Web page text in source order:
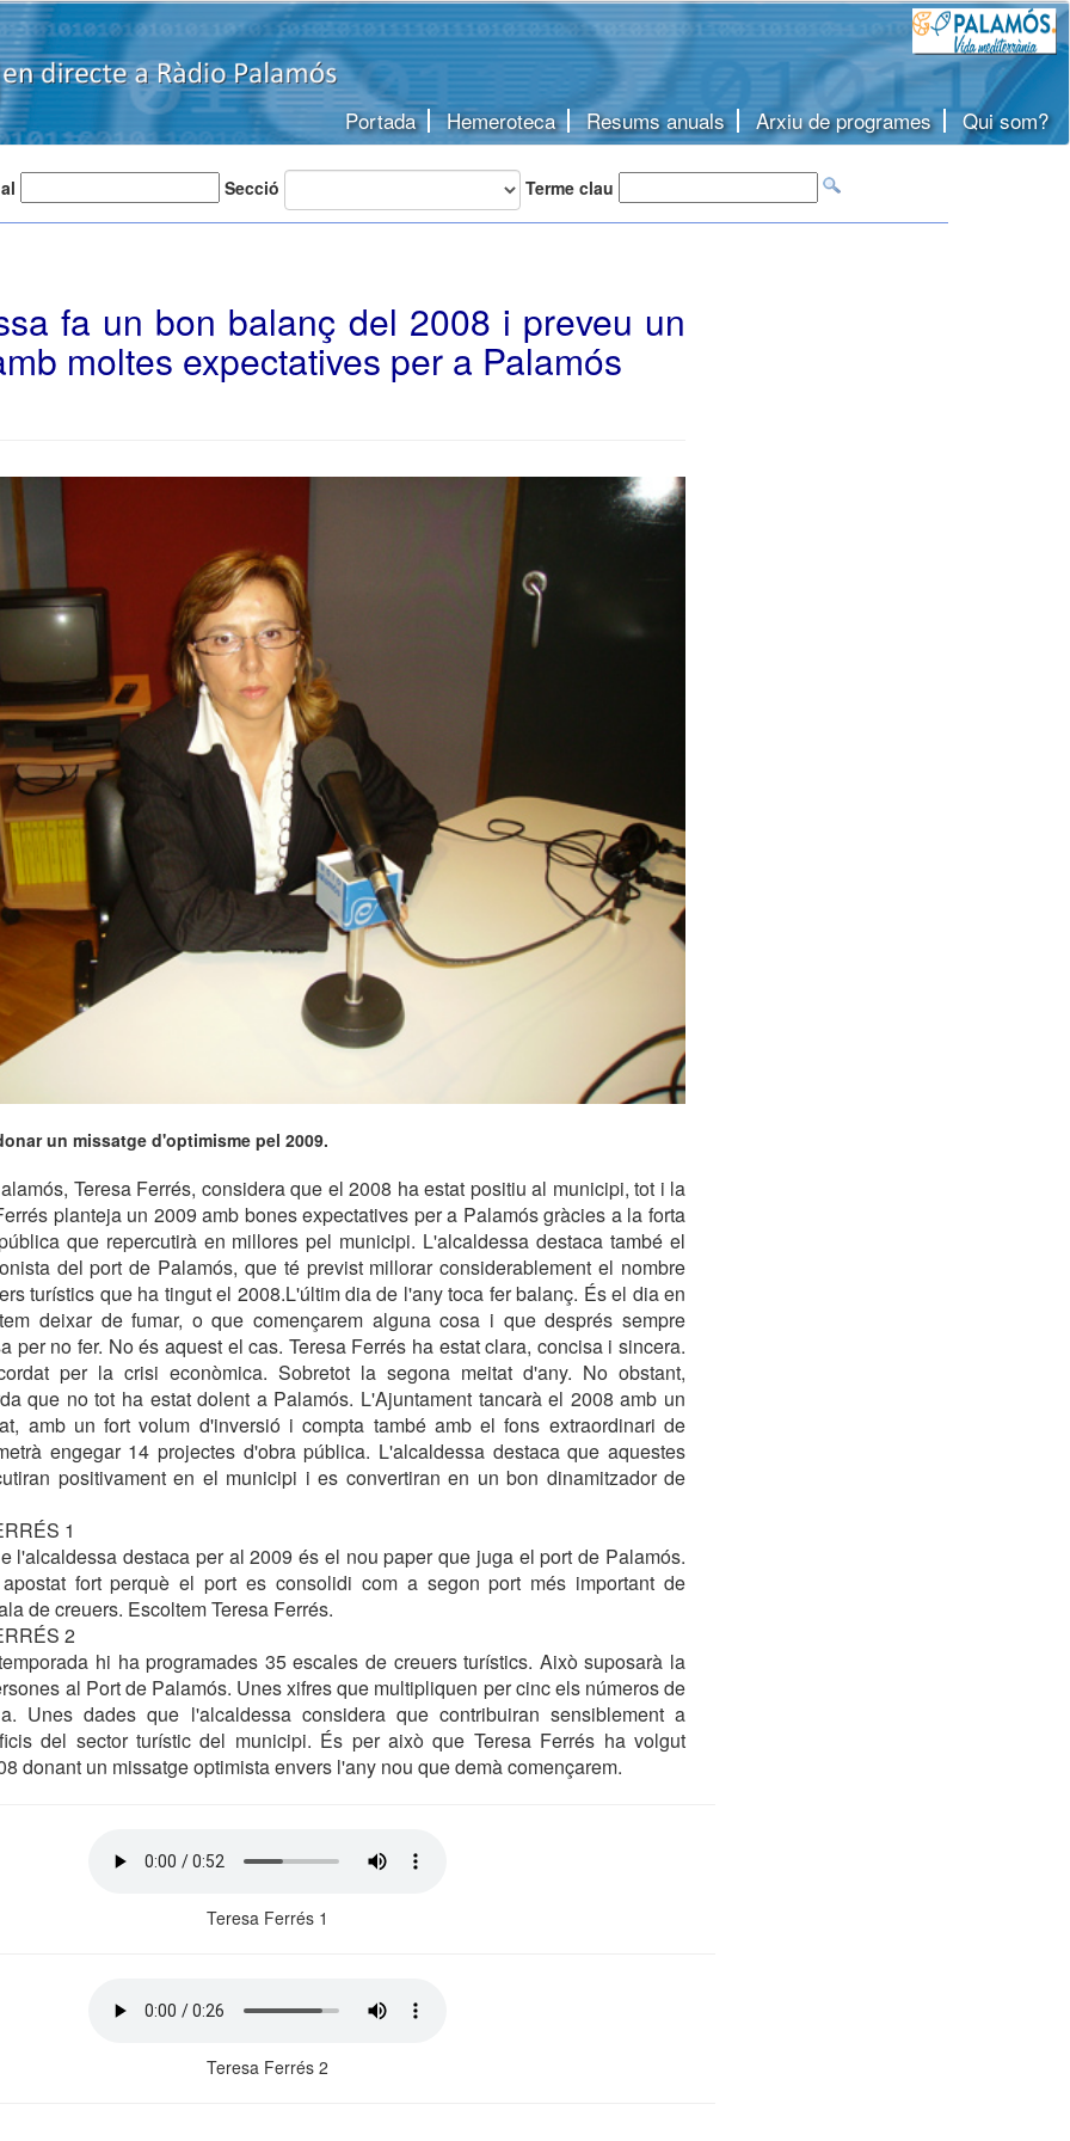
Portada Hemeroteca Resums anuals Arxiu de programes Qui som?
Secció Terme clau
fa un bon balanç del 2008 i preveu un
moltes expectatives per a Palamós
un missatge d'optimisme pel 2009.
Teresa Ferrés, considera que el 2008 ha estat positiu al municipi, tot i la
planteja un 2009 amb bones expectatives per a Palamós gràcies a la forta
que repercutirà en millores pel municipi. L'alcaldessa destaca també el
del port de Palamós, que té previst millorar considerablement el nombre
turístics que ha tingut el 2008.L'últim dia de l'any toca fer balanç. És el dia en
deixar de fumar, o que començarem alguna cosa i que després sempre
per no fer. No és aquest el cas. Teresa Ferrés ha estat clara, concisa i sincera.
per la crisi econòmica. Sobretot la segona meitat d'any. No obstant,
que no tot ha estat dolent a Palamós. L'Ajuntament tancarà el 2008 amb un
amb un fort volum d'inversió i compta també amb el fons extraordinari de
engegar 14 projectes d'obra pública. L'alcaldessa destaca que aquestes
positivament en el municipi i es convertiran en un bon dinamitzador de
1
l'alcaldessa destaca per al 2009 és el nou paper que juga el port de Palamós.
fort perquè el port es consolidi com a segon port més important de
de creuers. Escoltem Teresa Ferrés.
2
hi ha programades 35 escales de creuers turístics. Això suposarà la
al Port de Palamós. Unes xifres que multipliquen per cinc els números de
Unes dades que l'alcaldessa considera que contribuiran sensiblement a
del sector turístic del municipi. És per això que Teresa Ferrés ha volgut
donant un missatge optimista envers l'any nou que demà començarem.
Teresa Ferrés 1
Teresa Ferrés 2